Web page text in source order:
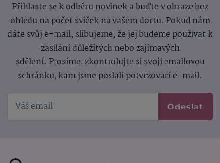
Přihlaste se k odběru novinek a buďte v obraze bez
ohledu na počet svíček na vašem dortu. Pokud nám
dáte svůj e-mail, slibujeme, že jej budeme používat k
zasílání důležitých nebo zajímavých
sdělení. Prosíme, zkontrolujte si svoji emailovou
schránku, kam jsme poslali potvrzovací e-mail.
Odeslat